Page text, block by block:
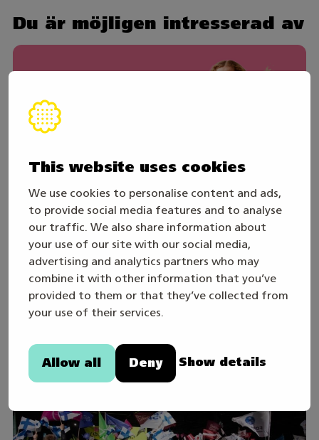
This website uses cookies
We use cookies to personalise content and ads,
to provide social media features and to analyse
our traffic. We also share information about
your use of our site with our social media,
advertising and analytics partners who may
combine it with other information that you’ve
provided to them or that they’ve collected from
your use of their services.
Allow all Deny Show details
Du är möjligen intresserad av
30. juli
Skills Games 2027-året inleds – följ den
direktsända öppningssändningen
onsdagen den 19.8